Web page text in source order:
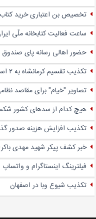
تخصیص بن اعتباری خرید کتاب
ساعت فعالیت کتابخانه ملّی ایران در ایام
حضور اهالی رسانه پای صندوق‌
تکذیب تقسیم کرمانشاه به ۲ استان
تصاویر "خیام" برای مقاصد
هیچ کدام از سدهای کشور
تکذیب افزایش هزینه صدور
خبر کشف پیکر شهید مهدی
فیلترینگ اینستاگرام و
تکذیب شیوع وبا در اصفهان